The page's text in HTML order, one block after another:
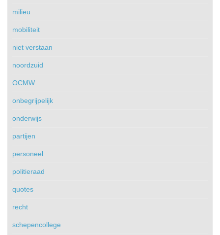
milieu
mobiliteit
niet verstaan
noordzuid
OCMW
onbegrijpelijk
onderwijs
partijen
personeel
politieraad
quotes
recht
schepencollege